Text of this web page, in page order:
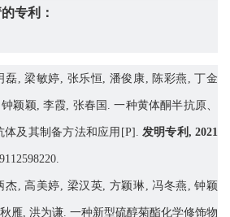
的专利：
磊,梁敏婷, 张乐恒, 潘俊康, 陈彩燕 ,丁金
钟颖颖, 李霞, 张春国 . 一种黄体酮半抗原、
体及其制备方法和应用 [P]. 发明专利 ,2021
杰, 高美婷, 梁汉英, 方颖琳 , 冯冬燕 ,钟颖
雁, 洪为谦. 一种新型硫醇菊酯化学修饰物